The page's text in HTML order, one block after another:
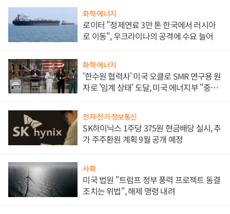
화학·에너지
로이터 "정제연료 3만 톤 한국에서 러시아
로 이동", 우크라이나의 공격에 수요 늘어
화학·에너지
'한수원 협력사' 미국 오클로 SMR 연구용 원
자로 '임계 상태' 도달, 미국 에너지부 "중요
전자·전기·정보통신
SK하이닉스 1주당 375원 현금배당 실시, 추
가 주주환원 계획 9월 공개 예정
사회
미국 법원 "트럼프 정부 풍력 프로젝트 동결
조치는 위법", 해제 명령 내려